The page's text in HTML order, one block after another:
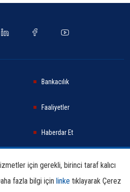
Bankacılık
Faaliyetler
Haberdar Et
İletişim Bilgileri
için gerekli, birinci taraf kalıcı
fazla bilgi için linke tıklayarak Çerez